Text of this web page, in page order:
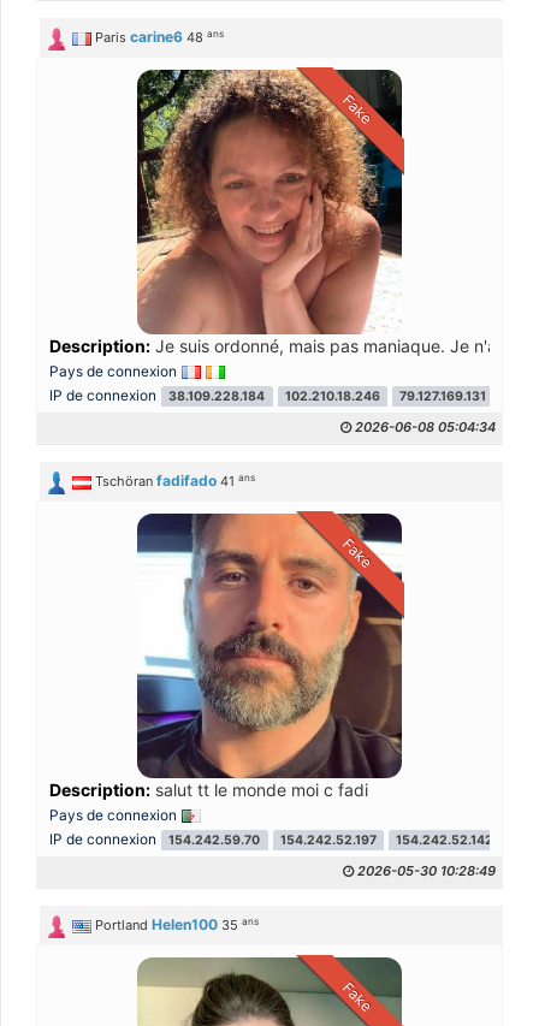
Paris carine6 48ans
Fake
Description: Je suis ordonné, mais pas maniaque. Je
Pays de connexion
IP de connexion
38.109.228.184 102.210.18.246 79.127.169.131
2026-06-08 05:04:34
Tschöran fadifado 41ans
Fake
Description: salut tt le monde moi c fadi
Pays de connexion
IP de connexion
154.242.59.70 154.242.52.197 154.242.52.142
2026-05-30 10:28:49
Portland Helen100 35ans
Fake